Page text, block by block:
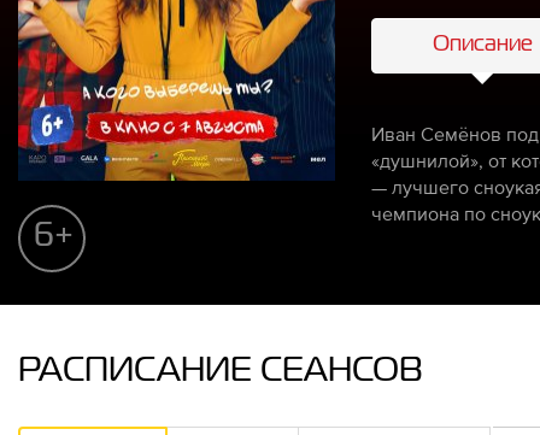
6+
Описание
Иван Семёнов под
«душнилой», от
— лучшего
чемпиона по
РАСПИСАНИЕ СЕАНСОВ